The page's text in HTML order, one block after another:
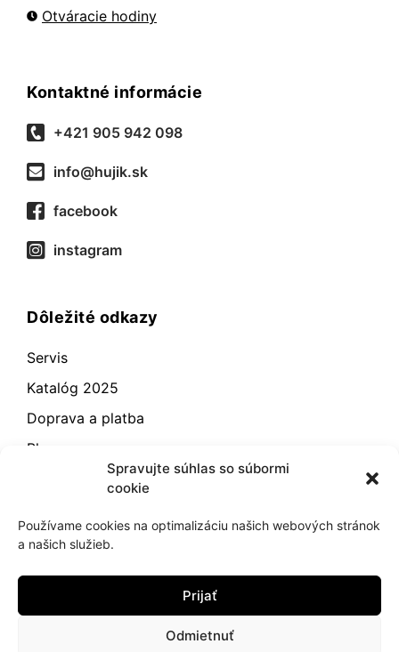
Spravujte súhlas so súbormi
cookie
Používame cookies na optimalizáciu našich webových stránok
a našich služieb.
Prijať
Odmietnuť
Otváracie hodiny
Kontaktné informácie
+421 905 942 098
info@hujik.sk
facebook
instagram
Dôležité odkazy
Servis
Katalóg 2025
Doprava a platba
Blog
Odstúpenie od zmluvy
Zásady používania súborov cookie (EÚ)